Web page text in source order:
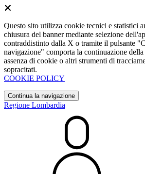
Questo sito utilizza cookie tecnici e statistici
chiusura del banner mediante selezione
contraddistinto dalla X o tramite il pulsante
navigazione" comporta la continuazione
assenza di cookie o altri strumenti di
sopracitati.
COOKIE POLICY
Continua la navigazione
Regione Lombardia